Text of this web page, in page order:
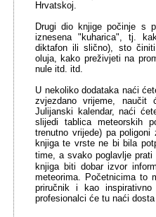
Hrvatskoj.
Drugi dio knjige počinje s
iznesena "kuharica", tj.
diktafon ili slično), sto
oluja, kako preživjeti na
nule itd. itd.
U nekoliko dodataka naći
zvjezdano vrijeme, naučit
Julijanski kalendar, naći
slijedi tablica meteorskih
trenutno vrijede) pa poligoni
knjiga te vrste ne bi bila
time, a svako poglavlje
knjiga biti dobar izvor
meteorima. Početnicima to
priručnik i kao
profesionalci će tu naći